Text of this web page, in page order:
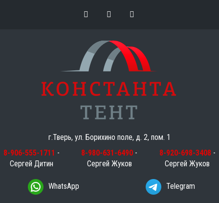
г.Тверь, ул. Борихино поле, д. 2, пом. 1
8-906-555-1711 -
Сергей Дитин
8-980-631-6490 -
Сергей Жуков
8-920-698-3408-
Сергей Жуков
WhatsApp Telegram